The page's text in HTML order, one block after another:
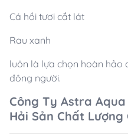
Cá hồi tươi cắt lát
Rau xanh
luôn là lựa chọn hoàn hảo
đông người.
Công Ty Astra
Hải Sản Chất Lượng